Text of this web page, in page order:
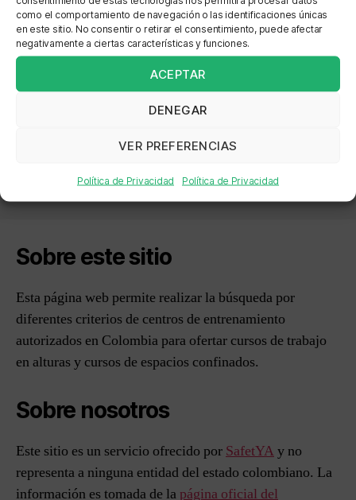
como el comportamiento de navegación o las identificaciones únicas
en este sitio. No consentir o retirar el consentimiento, puede afectar
negativamente a ciertas características y funciones.
ACEPTAR
DENEGAR
VER PREFERENCIAS
Política de Privacidad Política de Privacidad
Localización:
SOLETANCHE BACHY COLOMBIA
CEMEX COLOMBIA
Sobre este sitio
Esta página web permite realizar la búsqueda por
diferentes criterios de centros de entrenamiento
autorizados en Colombia para ofertar cursos de trabajo
en alturas y cursos de espacios confinados.
Sobre nosotros
Este sitio es un servicio ofrecido por SafetYAy no
representa a ninguna entidad del estado colombiano. La
información es tomada de la página oficial del